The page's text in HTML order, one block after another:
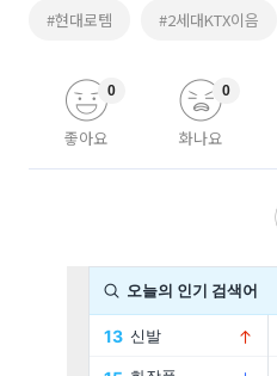
#현대로템 #2세대KTX이음
좋아요
0
화나요
0